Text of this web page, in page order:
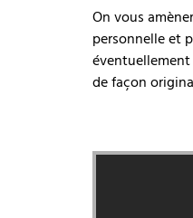
On vous
personnelle et
éventuellement
de façon